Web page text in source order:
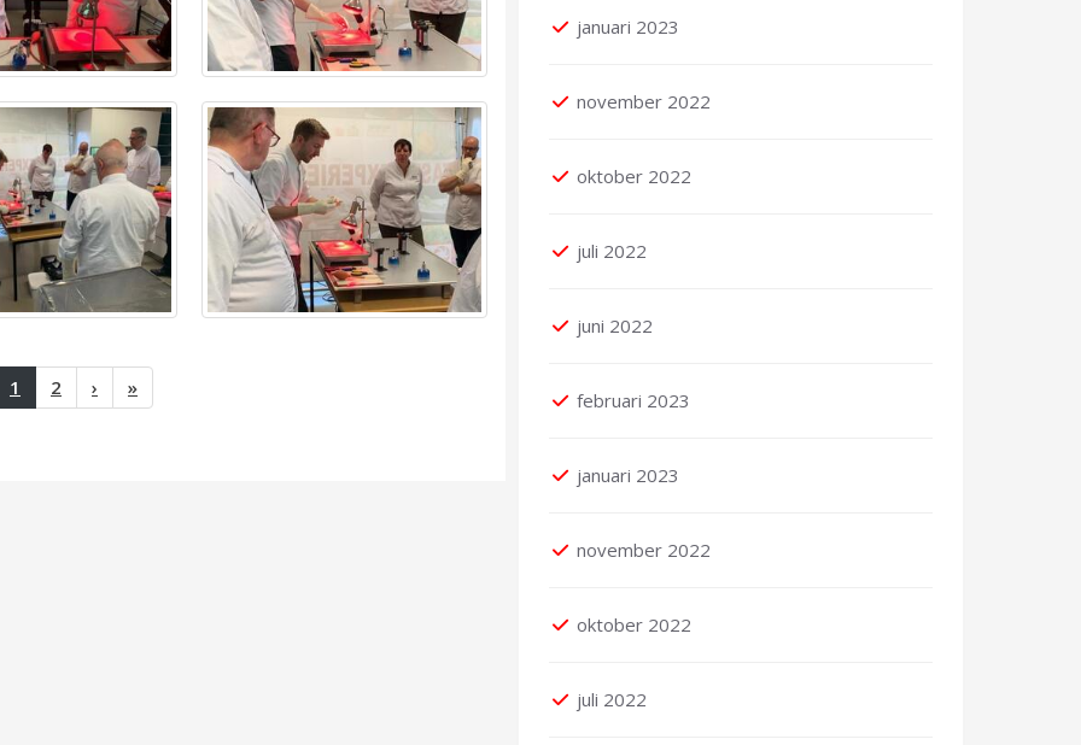
1 (huidige)
2 › »
januari 2023
november 2022
oktober 2022
juli 2022
juni 2022
februari 2023
januari 2023
november 2022
oktober 2022
juli 2022